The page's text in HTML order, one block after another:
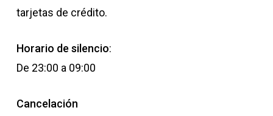
tarjetas de crédito.
Horario de silencio:
De 23:00 a 09:00
Cancelación